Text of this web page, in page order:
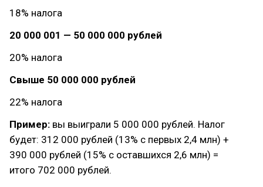
18% налога
20 000 001 — 50 000 000 рублей
20% налога
Свыше 50 000 000 рублей
22% налога
Пример: вы выиграли 5 000 000 рублей. Налог
будет: 312 000 рублей (13% с первых 2,4 млн) +
390 000 рублей (15% с оставшихся 2,6 млн) =
итого 702 000 рублей.